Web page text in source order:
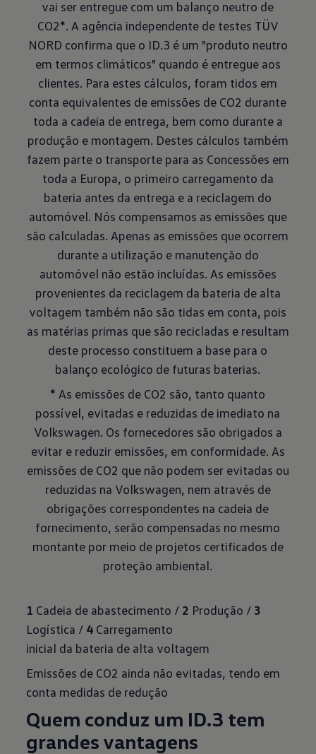
vai ser entregue com um balanço neutro de
CO2*. A agência independente de testes TÜV
NORD confirma que o ID.3 é um "produto neutro
em termos climáticos" quando é entregue aos
clientes. Para estes cálculos, foram tidos em
conta equivalentes de emissões de CO2 durante
toda a cadeia de entrega, bem como durante a
produção e montagem. Destes cálculos também
fazem parte o transporte para as Concessões em
toda a Europa, o primeiro carregamento da
bateria antes da entrega e a reciclagem do
automóvel. Nós compensamos as emissões que
são calculadas. Apenas as emissões que ocorrem
durante a utilização e manutenção do
automóvel não estão incluídas. As emissões
provenientes da reciclagem da bateria de alta
voltagem também não são tidas em conta, pois
as matérias primas que são recicladas e resultam
deste processo constituem a base para o
balanço ecológico de futuras baterias.
* As emissões de CO2 são, tanto quanto
possível, evitadas e reduzidas de imediato na
Volkswagen. Os fornecedores são obrigados a
evitar e reduzir emissões, em conformidade. As
emissões de CO2 que não podem ser evitadas ou
reduzidas na Volkswagen, nem através de
obrigações correspondentes na cadeia de
fornecimento, serão compensadas no mesmo
montante por meio de projetos certificados de
proteção ambiental.
1 Cadeia de abastecimento / 2 Produção / 3
Logística / 4 Carregamento
inicial da bateria de alta voltagem
Emissões de CO2 ainda não evitadas, tendo em
conta medidas de redução
Quem conduz um ID.3 tem
grandes vantagens